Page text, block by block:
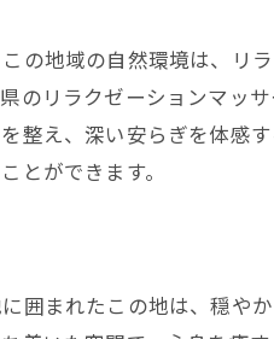
の地域の自然環境は、リ
のリラクゼーションマッ
整え、深い安らぎを体感
とができます。
囲まれたこの地は、穏や